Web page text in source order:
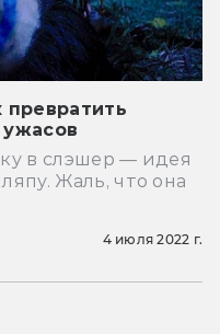
превратить
в слэшер — идея
Жаль, что она
4 июля 2022 г.